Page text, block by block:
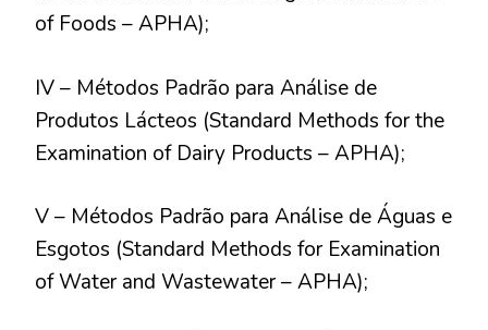
of Foods – APHA);
IV – Métodos Padrão para Análise de
Produtos Lácteos (Standard Methods for the
Examination of Dairy Products – APHA);
V – Métodos Padrão para Análise de Águas e
Esgotos (Standard Methods for Examination
of Water and Wastewater – APHA);